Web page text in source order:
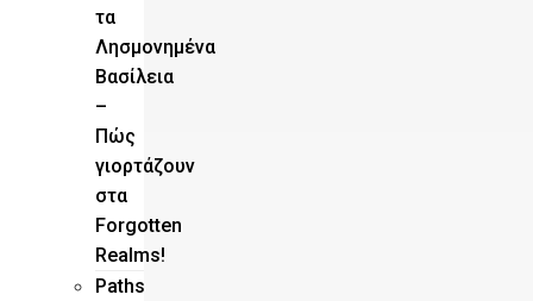
τα
Λησμονημένα
Βασίλεια
–
Πώς
γιορτάζουν
στα
Forgotten
Realms!
Paths